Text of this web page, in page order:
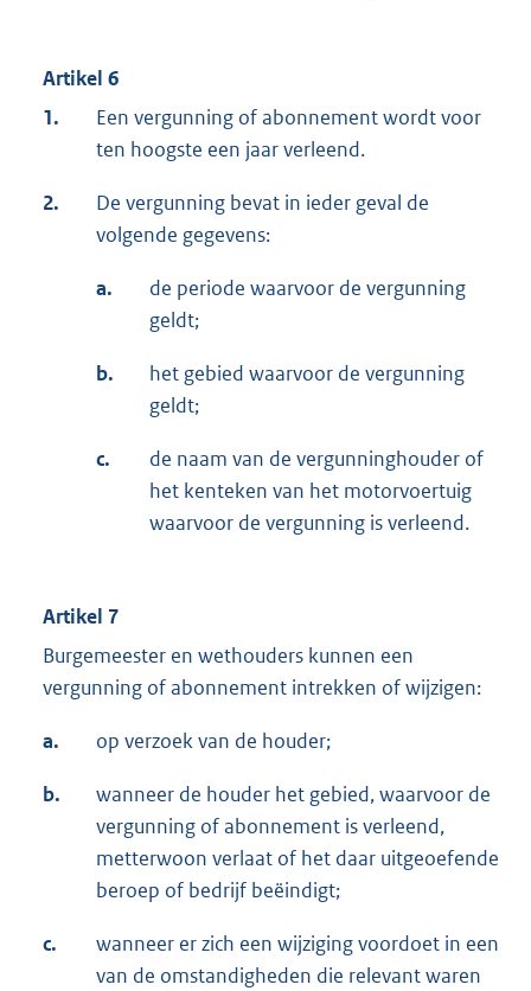
Artikel 6
1.
Een vergunning of abonnement wordt voor
ten hoogste een jaar verleend.
2.
De vergunning bevat in ieder geval de
volgende gegevens:
a.
de periode waarvoor de vergunning
geldt;
b.
het gebied waarvoor de vergunning
geldt;
c.
de naam van de vergunninghouder of
het kenteken van het motorvoertuig
waarvoor de vergunning is verleend.
Artikel 7
Burgemeester en wethouders kunnen een
vergunning of abonnement intrekken of wijzigen:
a. op verzoek van de houder;
b.
wanneer de houder het gebied, waarvoor de
vergunning of abonnement is verleend,
metterwoon verlaat of het daar uitgeoefende
beroep of bedrijf beëindigt;
c.
wanneer er zich een wijziging voordoet in een
van de omstandigheden die relevant waren